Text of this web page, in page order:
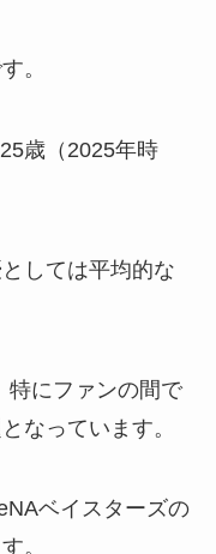
。
歳（2025年時
しては平均的な
特にファンの間で
なっています。
ベイスターズの
。